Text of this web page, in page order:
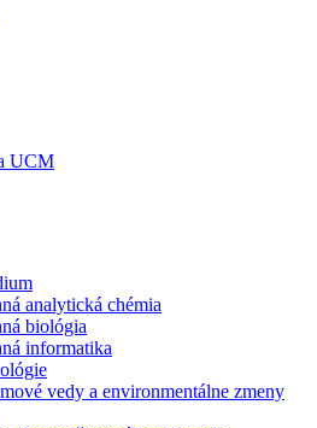
UCM
analytická chémia
biológia
informatika
vedy a environmentálne zmeny